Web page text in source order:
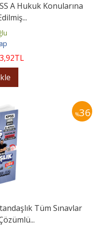
A Hukuk Konularına
,92TL
%36
Tüm Sınavlar